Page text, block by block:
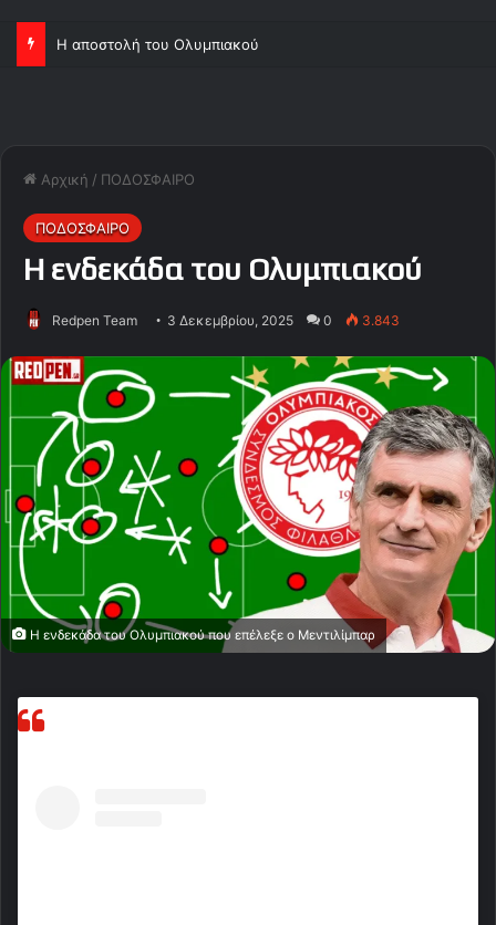
Η αποστολή του Ολυμπιακού
Αρχική / ΠΟΔΟΣΦΑΙΡΟ
ΠΟΔΟΣΦΑΙΡΟ
Η ενδεκάδα του Ολυμπιακού
Redpen Team 3 Δεκεμβρίου, 2025 0 3.843
Η ενδεκάδα του Ολυμπιακού που επέλεξε ο Μεντιλίμπαρ